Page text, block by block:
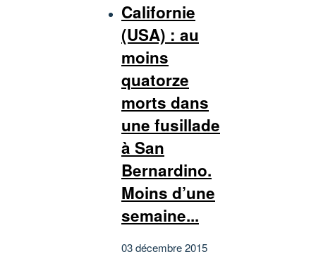
Californie
(USA) : au
moins
quatorze
morts dans
une fusillade
à San
Bernardino.
Moins d’une
semaine...
03 décembre 2015